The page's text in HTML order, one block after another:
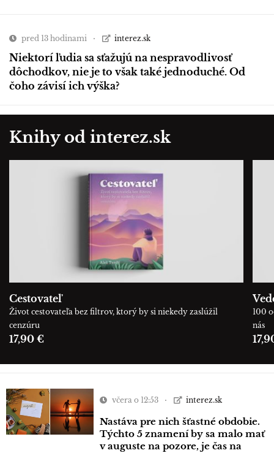
pred 13 hodinami interez.sk
Niektorí ľudia sa sťažujú na nespravodlivosť
dôchodkov, nie je to však také jednoduché. Od
čoho závisí ich výška?
Knihy od interez.sk
Cestovateľ
Život cestovateľa bez filtrov, ktorý by si niekedy zaslúžil
cenzúru
17,90 €
100
nás
včera o 12:53 interez.sk
Nastáva pre nich šťastné obdobie.
Týchto 5 znamení by sa malo mať
v auguste na pozore, je čas na